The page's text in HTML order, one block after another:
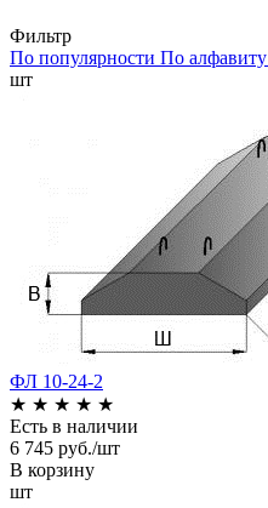
Фильтр
По популярности По алфавиту
шт
ФЛ 10-24-2
★ ★ ★ ★ ★
Есть в наличии
6 745 руб./шт
В корзину
шт